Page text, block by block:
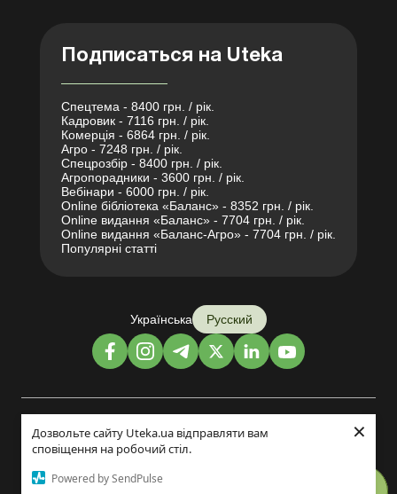
Дозвольте сайту Uteka.ua відправляти вам
сповіщення на робочий стіл.
Powered by SendPulse
×
Подписаться на Uteka
Спецтема - 8400 грн. / рік.
Кадровик - 7116 грн. / рік.
Комерція - 6864 грн. / рік.
Агро - 7248 грн. / рік.
Спецрозбір - 8400 грн. / рік.
Агропорадники - 3600 грн. / рік.
Вебінари - 6000 грн. / рік.
Online бібліотека «Баланс» - 8352 грн. / рік.
Online видання «Баланс» - 7704 грн. / рік.
Online видання «Баланс-Агро» - 7704 грн. / рік.
Популярні статті
Українська Русский
Дизайн и разработка: